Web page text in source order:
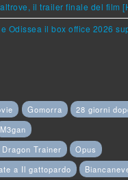
il trailer finale del film
Odissea il box office 2026
Gomorra
28 giorni
M3gan
Trainer
Opus
a Il gattopardo